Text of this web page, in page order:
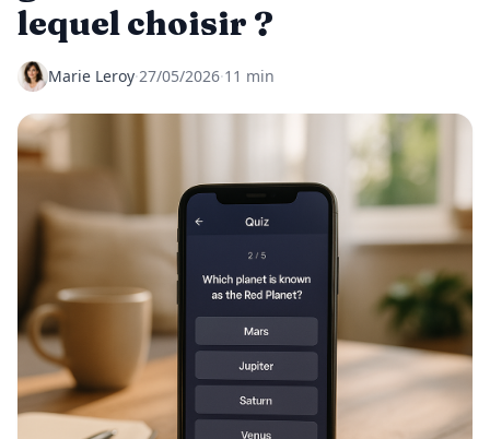
lequel choisir ?
Marie Leroy·27/05/2026·11 min